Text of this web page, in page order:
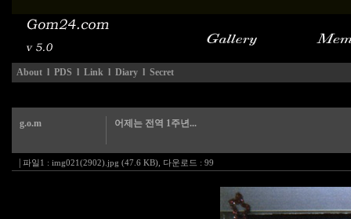
About l PDS l Link l Diary l Secret
g.o.m 어제는 전역 1주년...
파일1 : img021(2902).jpg (47.6 KB) 다운로드 : 99